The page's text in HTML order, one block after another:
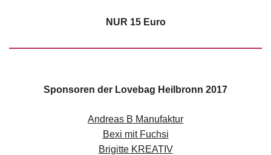
NUR 15 Euro
Sponsoren der Lovebag Heilbronn 2017
Andreas B Manufaktur
Bexi mit Fuchsi
Brigitte KREATIV